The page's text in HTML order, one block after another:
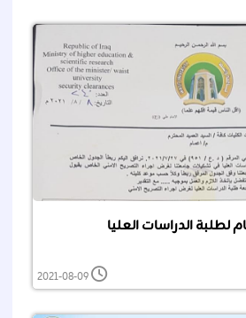
لطلبة الدراسات العليا
2021-08-09